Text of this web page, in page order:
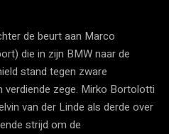
de beurt aan Marco
die in zijn BMW naar de
stand tegen zware
verdiende zege. Mirko Bortolotti
van der Linde als derde over
strijd om de